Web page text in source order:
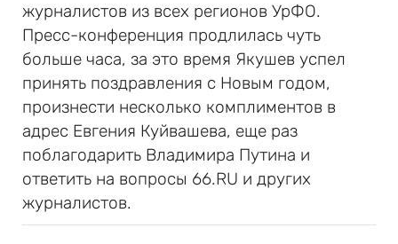
журналистов из всех регионов УрФО.
Пресс-конференция продлилась чуть
больше часа, за это время Якушев успел
принять поздравления с Новым годом,
произнести несколько комплиментов в
адрес Евгения Куйвашева, еще раз
поблагодарить Владимира Путина и
ответить на вопросы 66.RU и других
журналистов.